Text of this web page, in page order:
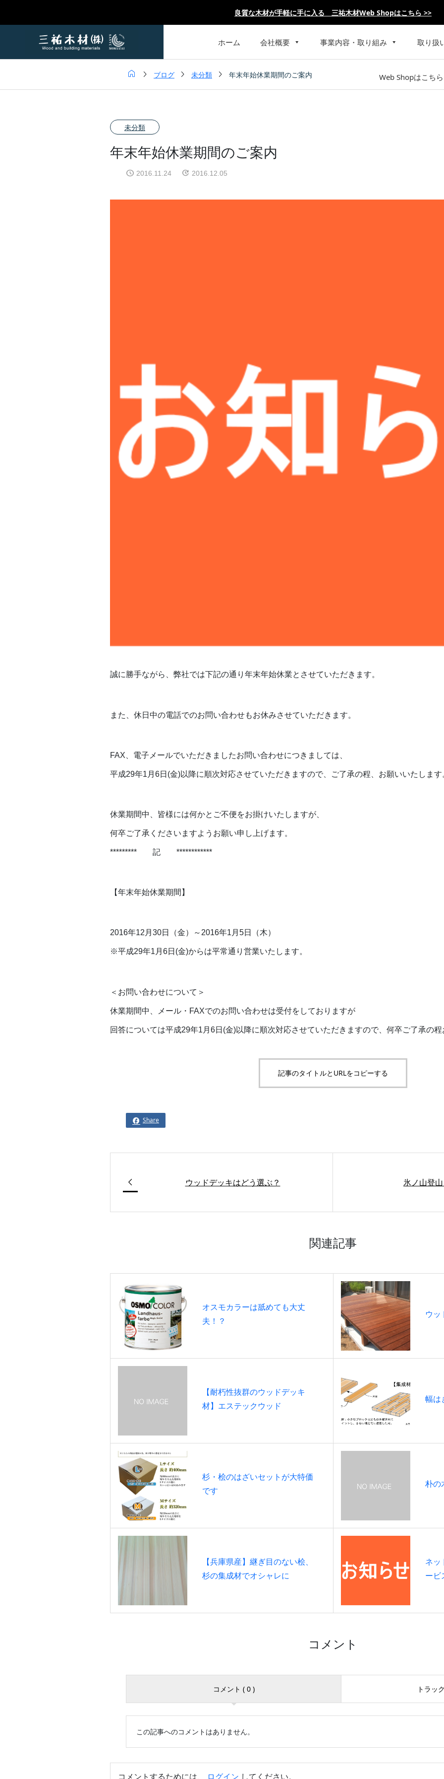
良質な木材が手軽に手に入る 三祐木材Web Shopはこちら >>
ホーム 会社概要 事業内容・取り組み 取り扱
Web Shopはこちら
  ブログ  未分類  年末年始休業期間のご案内
未分類
年末年始休業期間のご案内
2016.11.24 2016.12.05
誠に勝手ながら、弊社では下記の通り年末年始休業とさせていただきます。
また、休日中の電話でのお問い合わせもお休みさせていただきます。
FAX、電子メールでいただきましたお問い合わせにつきましては、
平成29年1月6日(金)以降に順次対応させていただきますので、ご了承の程、お願いいたします
休業期間中、皆様には何かとご不便をお掛けいたしますが、
何卒ご了承くださいますようお願い申し上げます。
********* 記 ************
【年末年始休業期間】
2016年12月30日（金）～2016年1月5日（木）
※平成29年1月6日(金)からは平常通り営業いたします。
＜お問い合わせについて＞
休業期間中、メール・FAXでのお問い合わせは受付をしておりますが
回答については平成29年1月6日(金)以降に順次対応させていただきますので、何卒ご了承の程
記事のタイトルとURLをコピーする
 Share
 ウッドデッキはどう選ぶ？ 氷ノ山登
関連記事
オスモカラーは舐めても大丈
夫！？
ウッ
【耐朽性抜群のウッドデッキ
材】エステックウッド
幅は
杉・桧のはざいセットが大特価
です
朴の
【兵庫県産】継ぎ目のない桧、
杉の集成材でオシャレに
ネッ
ービ
コメント
コメント ( 0 ) トラッ
この記事へのコメントはありません。
コメントするためには、 ログイン してください。